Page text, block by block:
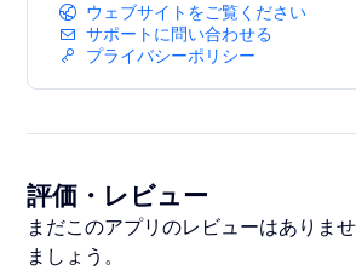
ウェブサイトをご覧ください
サポートに問い合わせる
プライバシーポリシー
評価・レビュー
まだこのアプリのレビューはありま
ましょう。